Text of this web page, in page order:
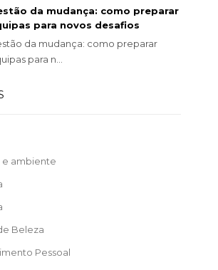
da mudança: como preparar
para novos desafios
da mudança: como preparar
para n...
e ambiente
Beleza
Pessoal